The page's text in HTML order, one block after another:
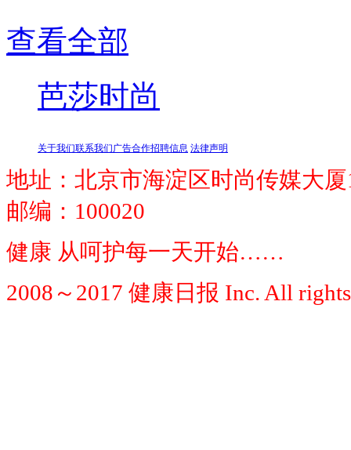
查看全部
芭莎时尚
关于我们联系我们广告合作招聘信息 法律声明
地址：北京市海淀区时尚传媒大厦
邮编：100020
健康 从呵护每一天开始……
2008～2017 健康日报 Inc. All